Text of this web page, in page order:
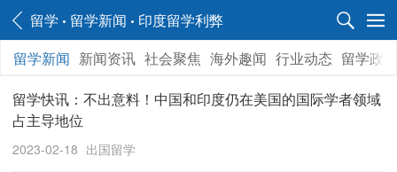
留学 留学新闻
印度留学利弊
留学新闻 新闻资讯 社会聚焦 海外趣闻 行业动态 留学政策
留学快讯：不出意料！中国和印度仍在美国的国际学者领域
占主导地位
2023-02-18 出国留学